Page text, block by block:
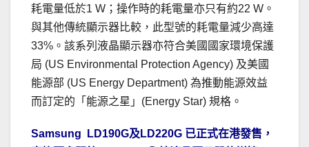
耗電量低於1 W；操作時的耗電量亦只有約22 W。
與其他傳統顯示器比較，此型號的耗電量減少高達
33%。該系列液晶顯示器亦符合美國國家環境保護
局 (US Environmental Protection Agency) 及美國
能源部 (US Energy Department) 為推動能源效益
而訂定的「能源之星」(Energy Star) 規格。
Samsung LD190G及LD220G 已正式在港發售，